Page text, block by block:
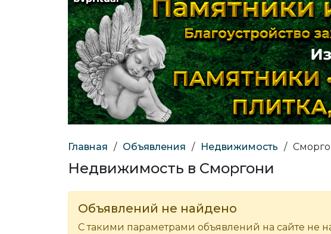
Главная / Объявления / Недвижимость /
Недвижимость в Сморгони
Объявлений не найдено
С такими параметрами объявлений на сайте не